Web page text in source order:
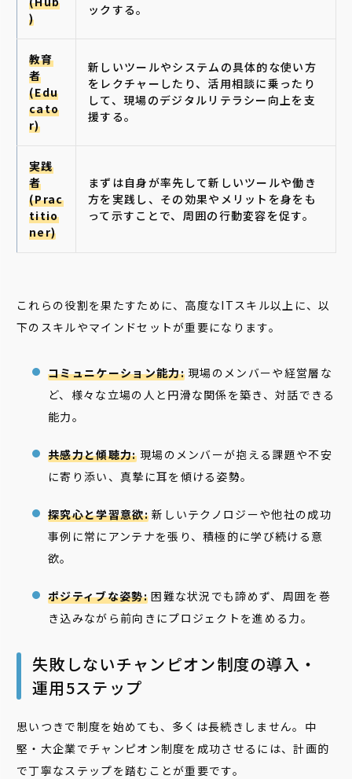
)
ックする。
教育
者
(Edu
cato
r)
新しいツールやシステムの具体的な使い方
をレクチャーしたり、活用相談に乗ったり
して、現場のデジタルリテラシー向上を支
援する。
実践
者
(Prac
titio
ner)
まずは自身が率先して新しいツールや働き
方を実践し、その効果やメリットを身をも
って示すことで、周囲の行動変容を促す。
これらの役割を果たすために、高度なITスキル以上に、以
下のスキルやマインドセットが重要になります。
コミュニケーション能力:現場のメンバーや経営層な
ど、様々な立場の人と円滑な関係を築き、対話できる
能力。
共感力と傾聴力:現場のメンバーが抱える課題や不安
に寄り添い、真摯に耳を傾ける姿勢。
探究心と学習意欲:新しいテクノロジーや他社の成功
事例に常にアンテナを張り、積極的に学び続ける意
欲。
ポジティブな姿勢:困難な状況でも諦めず、周囲を巻
き込みながら前向きにプロジェクトを進める力。
失敗しないチャンピオン制度の導入・
運用5ステップ
思いつきで制度を始めても、多くは長続きしません。中
堅・大企業でチャンピオン制度を成功させるには、計画的
で丁寧なステップを踏むことが重要です。